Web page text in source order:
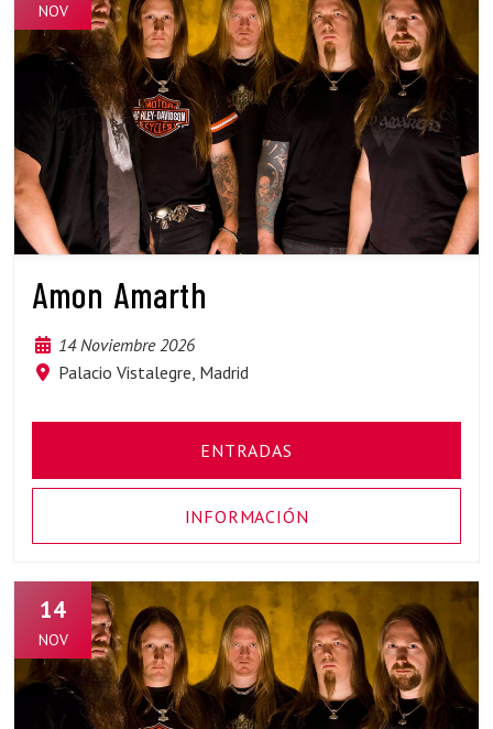
NOV
Amon Amarth
14 Noviembre 2026
Palacio Vistalegre, Madrid
ENTRADAS
INFORMACIÓN
14
NOV